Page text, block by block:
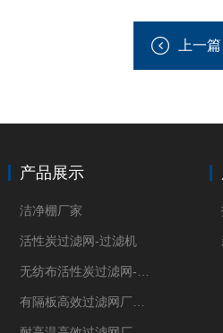
上一篇
产品展示
洁净棚厂家
活性炭过滤网-过滤机
无纺布活性炭过滤网-过滤机
有隔板高效过滤网厂家 高效过滤器